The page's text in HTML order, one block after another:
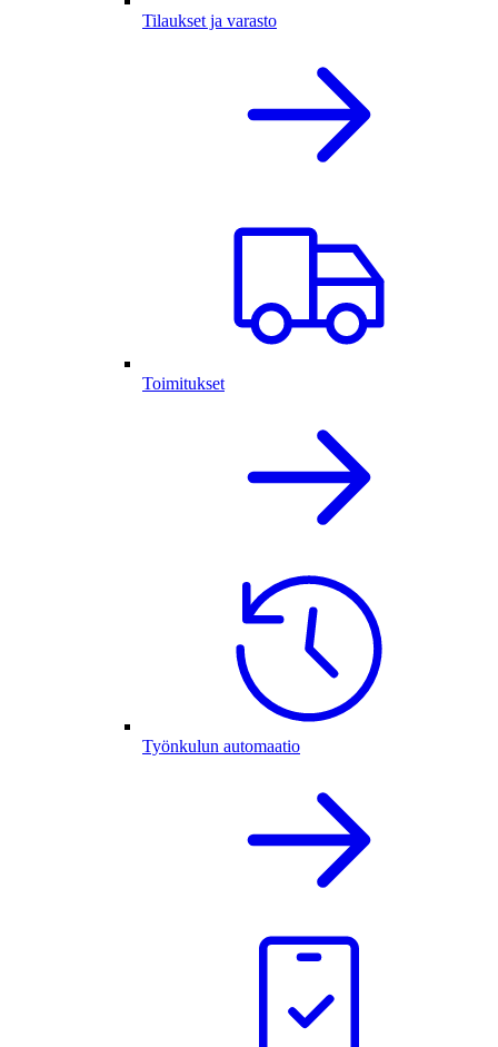
Tilaukset ja varasto
Toimitukset
Työnkulun automaatio